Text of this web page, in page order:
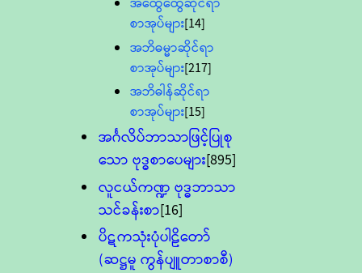
စာအုပ်များ[14]
အဘိဓမ္မာဆိုင်ရာ
စာအုပ်များ[217]
အဘိဓါန်ဆိုင်ရာ
စာအုပ်များ[15]
အင်္ဂလိပ်ဘာသာဖြင့်ပြုစု
သော ဗုဒ္ဓစာပေများ[895]
လူငယ်ကဏ္ဍ ဗုဒ္ဓဘာသာ
သင်ခန်းစာ[16]
ပိဋကသုံးပုံပါဠိတော်
(ဆဋ္ဌမူ ကွန်ပျူတာစာစီ)